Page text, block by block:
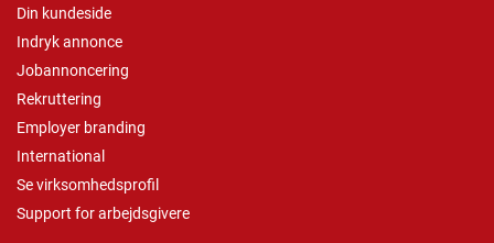
Din kundeside
Indryk annonce
Jobannoncering
Rekruttering
Employer branding
International
Se virksomhedsprofil
Support for arbejdsgivere